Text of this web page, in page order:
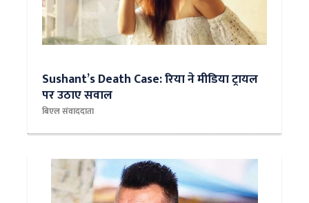
Sushant’s Death Case: रिया ने मीडिया ट्रायल
पर उठाए सवाल
बिएल संवाददाता